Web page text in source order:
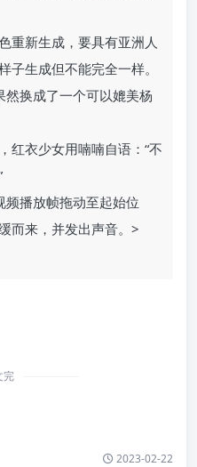
重新生成，要具有亚洲人
子生成但不能完全一样。
换成了一个可以媲美杨
红衣少女用喃喃自语：“不
播放帧拖动至起始位
而来，并发出声音。>
完
2023-02-22